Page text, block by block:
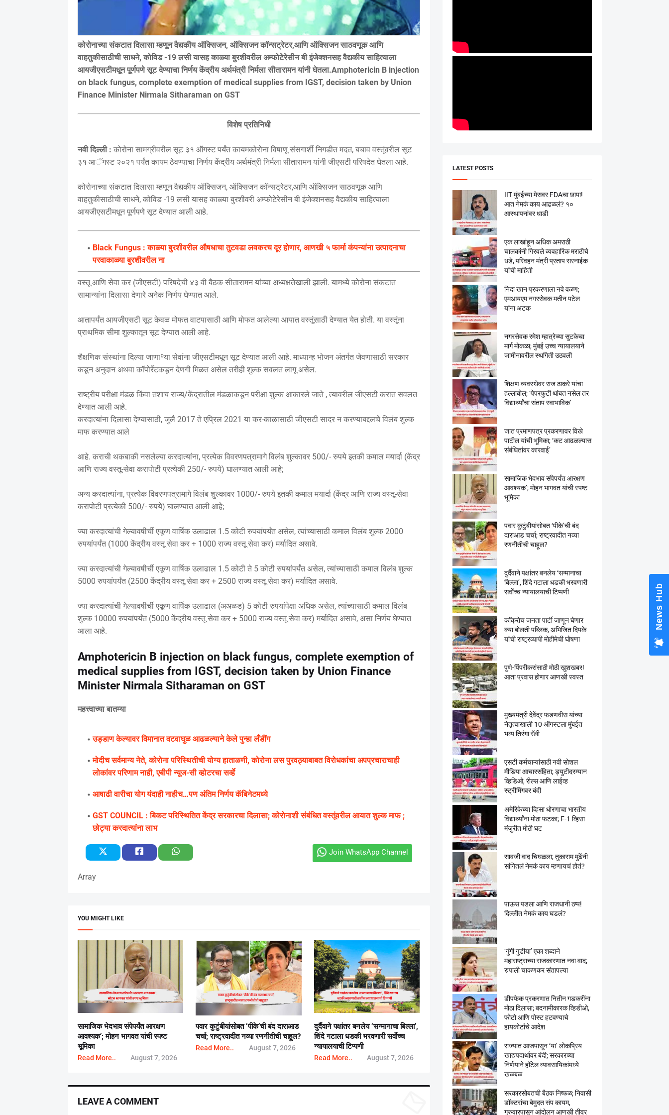
कोरोनाच्या संकटात दिलासा म्हणून वैद्यकीय ऑक्सिजन, ऑक्सिजन कॉन्सट्रेटर,आणि ऑक्सिजन साठवणूक आणि
वाहतुकीसाठीची साधने, कोविड -19 लसी यासह काळ्या बुरशीवरील अम्फोटेरेसीन बी इंजेक्शनसह वैद्यकीय साहित्याला
आयजीएसटीमधून पूर्णपणे सूट देण्याचा निर्णय केंद्रीय अर्थमंत्री निर्मला सीतारामन यांनी घेतला.Amphotericin B injection
on black fungus, complete exemption of medical supplies from IGST, decision taken by Union
Finance Minister Nirmala Sitharaman on GST
विशेष प्रतिनिधी
नवी दिल्ली : कोरोना सामग्रीवरील सूट ३१ ऑगस्ट पर्यंत कायमकोरोना विषाणू संसगार्शी निगडीत मदत, बचाव वस्तूंवरील सूट
३१ आॅगस्ट २०२१ पर्यंत कायम ठेवण्याचा निर्णय केंद्रीय अर्थमंत्री निर्मला सीतारामन यांनी जीएसटी परिषदेत घेतला आहे.
कोरोनाच्या संकटात दिलासा म्हणून वैद्यकीय ऑक्सिजन, ऑक्सिजन कॉन्सट्रेटर,आणि ऑक्सिजन साठवणूक आणि
वाहतुकीसाठीची साधने, कोविड -19 लसी यासह काळ्या बुरशीवरी अम्फोटेरेसीन बी इंजेक्शनसह वैद्यकीय साहित्याला
आयजीएसटीमधून पूर्णपणे सूट देण्यात आली आहे.
Black Fungus : काळ्या बुरशीवरील औषधाचा तुटवडा लवकरच दूर होणार, आणखी ५ फार्मा कंपन्यांना उत्पादनाचा
परवाकाळ्या बुरशीवरील ना
वस्तू आणि सेवा कर (जीएसटी) परिषदेची ४३ वी बैठक सीतारामन यांच्या अध्यक्षतेखाली झाली. यामध्ये कोरोना संकटात
सामान्यांना दिलासा देणारे अनेक निर्णय घेण्यात आले.
आतापर्यंत आयजीएसटी सूट केवळ मोफत वाटपासाठी आणि मोफत आलेल्या आयात वस्तूंसाठी देण्यात येत होती. या वस्तूंना
प्राथमिक सीमा शुल्कातून सूट देण्यात आली आहे.
शैक्षणिक संस्थांना दिल्या जाणाºया सेवांना जीएसटीमधून सूट देण्यात आली आहे. माध्यान्ह भोजन अंतर्गत जेवणासाठी सरकार
कडून अनुदान अथवा कॉपोर्रेटकडून देणगी मिळत असेल तरीही शुल्क सवलत लागू असेल.
राष्ट्रीय परीक्षा मंडळ किंवा तशाच राज्य/केंद्रातील मंडळाकडून परीक्षा शुल्क आकारले जाते , त्यावरील जीएसटी करात सवलत
देण्यात आली आहे.
करदात्यांना दिलासा देण्यासाठी, जुलै 2017 ते एप्रिल 2021 या कर-काळासाठी जीएसटी सादर न करण्याबद्दलचे विलंब शुल्क
माफ करण्यात आले
आहे. कराची थकबाकी नसलेल्या करदात्यांना, प्रत्येक विवरणपत्रामागे विलंब शुल्कावर 500/- रुपये इतकी कमाल मयार्दा (केंद्र
आणि राज्य वस्तू-सेवा करापोटी प्रत्येकी 250/- रुपये) घालण्यात आली आहे;
अन्य करदात्यांना, प्रत्येक विवरणपत्रामागे विलंब शुल्कावर 1000/- रुपये इतकी कमाल मयार्दा (केंद्र आणि राज्य वस्तू-सेवा
करापोटी प्रत्येकी 500/- रुपये) घालण्यात आली आहे;
ज्या करदात्यांची गेल्यावषीर्ची एकूण वार्षिक उलाढाल 1.5 कोटी रुपयांपर्यंत असेल, त्यांच्यासाठी कमाल विलंब शुल्क 2000
रुपयांपर्यंत (1000 केंद्रीय वस्तू सेवा कर + 1000 राज्य वस्तू सेवा कर) मर्यादित असावे.
ज्या करदात्यांची गेल्यावषीर्ची एकूण वार्षिक उलाढाल 1.5 कोटी ते 5 कोटी रुपयांपर्यंत असेल, त्यांच्यासाठी कमाल विलंब शुल्क
5000 रुपयांपर्यंत (2500 केंद्रीय वस्तू सेवा कर + 2500 राज्य वस्तू सेवा कर) मर्यादित असावे.
ज्या करदात्यांची गेल्यावषीर्ची एकूण वार्षिक उलाढाल (अअळड) 5 कोटी रुपयांपेक्षा अधिक असेल, त्यांच्यासाठी कमाल विलंब
शुल्क 10000 रुपयांपर्यंत (5000 केंद्रीय वस्तू सेवा कर + 5000 राज्य वस्तू सेवा कर) मर्यादित असावे, असा निर्णय घेण्यात
आला आहे.
Amphotericin B injection on black fungus, complete exemption of
medical supplies from IGST, decision taken by Union Finance
Minister Nirmala Sitharaman on GST
महत्त्वाच्या बातम्या
उड्डाण केल्यावर विमानात वटवाघुळ आढळल्याने केले पुन्हा लॅँडींग
मोदीच सर्वमान्य नेते, कोरोना परिस्थितीची योग्य हाताळणी, कोरोना लस पुरवठ्याबाबत विरोधकांचा अपप्रचाराचाही
लोकांवर परिणाम नाही, एबीपी न्यूज-सी व्होटरचा सर्व्हे
आषाढी वारीचा योग यंदाही नाहीच…पण अंतिम निर्णय कॅबिनेटमध्ये
GST COUNCIL : बिकट परिस्थितित केंद्र सरकारचा दिलासा; कोरोनाशी संबंधित वस्तूंवरील आयात शुल्क माफ ;
छोट्या करदात्यांना लाभ
Join WhatsApp Channel
Array
YOU MIGHT LIKE
सामाजिक भेदभाव संपेपर्यंत आरक्षण
आवश्यक’; मोहन भागवत यांची स्पष्ट
भूमिका
Read More.. August 7, 2026
पवार कुटुंबीयांसोबत ‘पीके’ची बंद दाराआड
चर्चा; राष्ट्रवादीत नव्या रणनीतीची चाहूल?
Read More.. August 7, 2026
दुर्दैवाने पक्षांतर बनलेय ‘सन्मानाचा बिल्ला’,
शिंदे गटाला धडकी भरवणारी सर्वाेच्च
न्यायालयाची टिप्पणी
Read More.. August 7, 2026
LEAVE A COMMENT
LATEST POSTS
IIT मुंबईच्या मेसवर FDAचा छापा!
आत नेमकं काय आढळलं? १०
आस्थापनांवर धाडी
एक लाखांहून अधिक अमराठी
चालकांनी गिरवले व्यवहारिक मराठीचे
धडे, परिवहन मंत्री प्रताप सरनाईक
यांची माहिती
निदा खान प्रकरणाला नवे वळण;
एमआयएम नगरसेवक मतीन पटेल
यांना अटक
नगरसेवक रमेश म्हात्रेच्या सुटकेचा
मार्ग मोकळा; मुंबई उच्च न्यायालयाने
जामीनावरील स्थगिती उठवली
शिक्षण व्यवस्थेवर राज ठाकरे यांचा
हल्लाबोल; ‘पेपरफुटी थांबत नसेल तर
विद्यार्थ्यांचा संताप स्वाभाविक’
जात प्रमाणपत्र प्रकरणावर विखे
पाटील यांची भूमिका; ‘कट आढळल्यास
संबंधितांवर कारवाई’
सामाजिक भेदभाव संपेपर्यंत आरक्षण
आवश्यक’; मोहन भागवत यांची स्पष्ट
भूमिका
पवार कुटुंबीयांसोबत ‘पीके’ची बंद
दाराआड चर्चा; राष्ट्रवादीत नव्या
रणनीतीची चाहूल?
दुर्दैवाने पक्षांतर बनलेय ‘सन्मानाचा
बिल्ला’, शिंदे गटाला धडकी भरवणारी
सर्वाेच्च न्यायालयाची टिप्पणी
काॅक्राेच जनता पार्टी जाणून घेणार
क्या बाेलती पब्लिक, अभिजित दिपके
यांची राष्ट्रव्यापी माेहीमेची घाेषणा
पुणे-पिंपरीकरांसाठी मोठी खुशखबर!
आता प्रवास होणार आणखी स्वस्त
मुख्यमंत्री देवेंद्र फडणवीस यांच्या
नेतृत्वाखाली 10 ऑगस्टला मुंबईत
भव्य तिरंगा रॅली
एसटी कर्मचाऱ्यांसाठी नवी सोशल
मीडिया आचारसंहिता; ड्युटीदरम्यान
व्हिडिओ, रील्स आणि लाईव्ह
स्ट्रीमिंगवर बंदी
अमेरिकेच्या व्हिसा धोरणाचा भारतीय
विद्यार्थ्यांना मोठा फटका; F-1 व्हिसा
मंजुरीत मोठी घट
सावजी वाद चिघळला; तुकाराम मुंढेंनी
सांगितलं नेमकं काय म्हणायचं होतं?
पाऊस पडला आणि राजधानी ठप्प!
दिल्लीत नेमकं काय घडलं?
‘गुंगी गुडीया’ एका शब्दाने
महाराष्ट्राच्या राजकारणात नवा वाद;
रुपाली चाकणकर संतापल्या
डीपफेक प्रकरणात नितीन गडकरींना
मोठा दिलासा; बदनामीकारक व्हिडीओ,
फोटो आणि पोस्ट हटवण्याचे
हायकोर्टाचे आदेश
राज्यात आजपासून ‘या’ लोकप्रिय
खाद्यपदार्थावर बंदी; सरकारच्या
निर्णयाने हॉटेल व्यावसायिकांमध्ये
खळबळ
सरकारसोबतची बैठक निष्फळ; निवासी
डॉक्टरांचा बेमुदत संप कायम,
गुरुवारपासून आंदोलन आणखी तीव्र
Kunbi Certificates Issued in
Marathwada After September 2 GR;
Alarming News for Mano